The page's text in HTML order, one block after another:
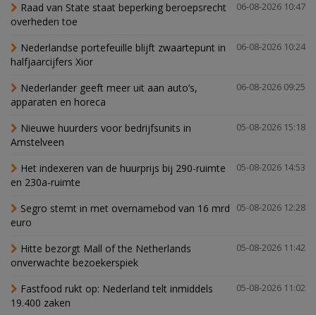
06-08-2026 10:47
Raad van State staat beperking beroepsrecht
overheden toe
06-08-2026 10:24
Nederlandse portefeuille blijft zwaartepunt in
halfjaarcijfers Xior
06-08-2026 09:25
Nederlander geeft meer uit aan auto’s,
apparaten en horeca
05-08-2026 15:18
Nieuwe huurders voor bedrijfsunits in
Amstelveen
05-08-2026 14:53
Het indexeren van de huurprijs bij 290-ruimte
en 230a-ruimte
05-08-2026 12:28
Segro stemt in met overnamebod van 16 mrd
euro
05-08-2026 11:42
Hitte bezorgt Mall of the Netherlands
onverwachte bezoekerspiek
05-08-2026 11:02
Fastfood rukt op: Nederland telt inmiddels
19.400 zaken